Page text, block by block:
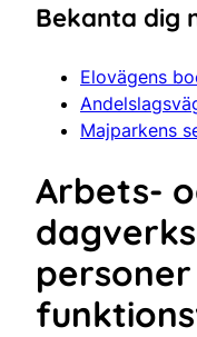
Bekanta dig
Elovägens
Majparkens
Arbets-